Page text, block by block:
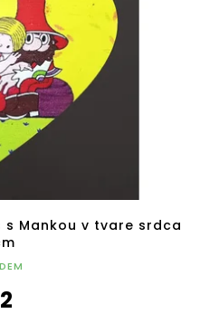
s Mankou v tvare srdca